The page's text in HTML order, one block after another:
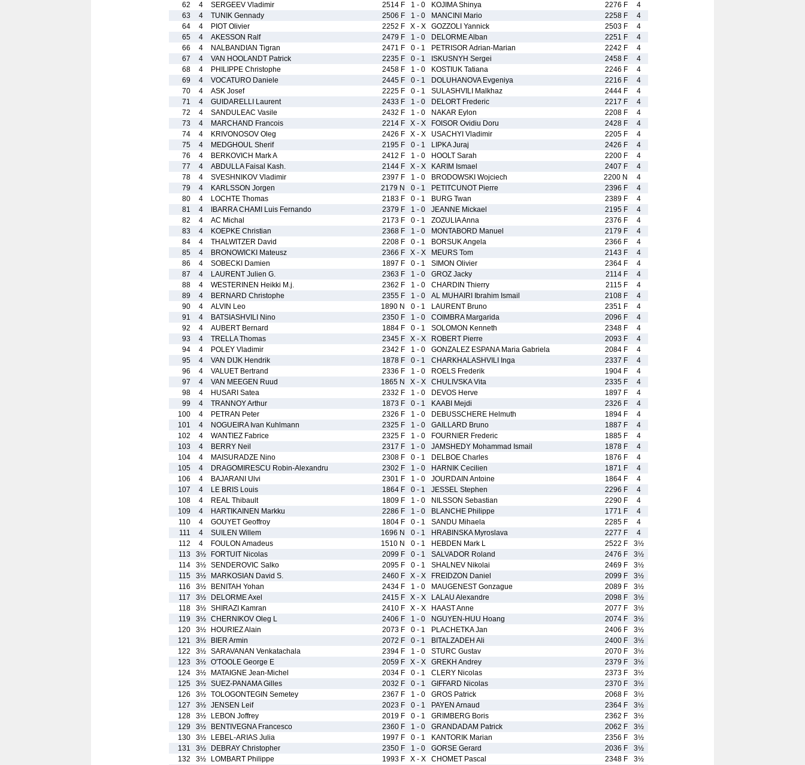
62
4 SERGEEV Vladimir 2514 F 1 - 0 KOJIMA Shinya 2276 F
4
63
4 TUNIK Gennady 2506 F 1 - 0 MANCINI Mario 2258 F
4
64
4 PIOT Olivier 2252 F X - X GOZZOLI Yannick 2503 F
4
65
4 AKESSON Ralf 2479 F 1 - 0 DELORME Alban 2251 F
4
66
4 NALBANDIAN Tigran 2471 F 0 - 1 PETRISOR Adrian-Marian 2242 F
4
67
4 VAN HOOLANDT Patrick 2235 F 0 - 1 ISKUSNYH Sergei 2458 F
4
68
4 PHILIPPE Christophe 2458 F 1 - 0 KOSTIUK Tatiana 2246 F
4
69
4 VOCATURO Daniele 2445 F 0 - 1 DOLUHANOVA Evgeniya 2216 F
4
70
4 ASK Josef 2225 F 0 - 1 SULASHVILI Malkhaz 2444 F
4
71
4 GUIDARELLI Laurent 2433 F 1 - 0 DELORT Frederic 2217 F
4
72
4 SANDULEAC Vasile 2432 F 1 - 0 NAKAR Eylon 2208 F
4
73
4 MARCHAND Francois 2214 F X - X FOISOR Ovidiu Doru 2428 F
4
74
4 KRIVONOSOV Oleg 2426 F X - X USACHYI Vladimir 2205 F
4
75
4 MEDGHOUL Sherif 2195 F 0 - 1 LIPKA Juraj 2426 F
4
76
4 BERKOVICH Mark A 2412 F 1 - 0 HOOLT Sarah 2200 F
4
77
4 ABDULLA Faisal Kash. 2144 F X - X KARIM Ismael 2407 F
4
78
4 SVESHNIKOV Vladimir 2397 F 1 - 0 BRODOWSKI Wojciech 2200 N
4
79
4 KARLSSON Jorgen 2179 N 0 - 1 PETITCUNOT Pierre 2396 F
4
80
4 LOCHTE Thomas 2183 F 0 - 1 BURG Twan 2389 F
4
81
4 IBARRA CHAMI Luis Fernando 2379 F 1 - 0 JEANNE Mickael 2195 F
4
82
4 AC Michal 2173 F 0 - 1 ZOZULIA Anna 2376 F
4
83
4 KOEPKE Christian 2368 F 1 - 0 MONTABORD Manuel 2179 F
4
84
4 THALWITZER David 2208 F 0 - 1 BORSUK Angela 2366 F
4
85
4 BRONOWICKI Mateusz 2366 F X - X MEURS Tom 2143 F
4
86
4 SOBECKI Damien 1897 F 0 - 1 SIMON Olivier 2364 F
4
87
4 LAURENT Julien G. 2363 F 1 - 0 GROZ Jacky 2114 F
4
88
4 WESTERINEN Heikki M.j. 2362 F 1 - 0 CHARDIN Thierry 2115 F
4
89
4 BERNARD Christophe 2355 F 1 - 0 AL MUHAIRI Ibrahim Ismail 2108 F
4
90
4 ALVIN Leo 1890 N 0 - 1 LAURENT Bruno 2351 F
4
91
4 BATSIASHVILI Nino 2350 F 1 - 0 COIMBRA Margarida 2096 F
4
92
4 AUBERT Bernard 1884 F 0 - 1 SOLOMON Kenneth 2348 F
4
93
4 TRELLA Thomas 2345 F X - X ROBERT Pierre 2093 F
4
94
4 POLEY Vladimir 2342 F 1 - 0 GONZALEZ ESPANA Maria Gabriela 2084 F
4
95
4 VAN DIJK Hendrik 1878 F 0 - 1 CHARKHALASHVILI Inga 2337 F
4
96
4 VALUET Bertrand 2336 F 1 - 0 ROELS Frederik 1904 F
4
97
4 VAN MEEGEN Ruud 1865 N X - X CHULIVSKA Vita 2335 F
4
98
4 HUSARI Satea 2332 F 1 - 0 DEVOS Herve 1897 F
4
99
4 TRANNOY Arthur 1873 F 0 - 1 KAABI Mejdi 2326 F
4
100
4 PETRAN Peter 2326 F 1 - 0 DEBUSSCHERE Helmuth 1894 F
4
101
4 NOGUEIRA Ivan Kuhlmann 2325 F 1 - 0 GAILLARD Bruno 1887 F
4
102
4 WANTIEZ Fabrice 2325 F 1 - 0 FOURNIER Frederic 1885 F
4
103
4 BERRY Neil 2317 F 1 - 0 JAMSHEDY Mohammad Ismail 1878 F
4
104
4 MAISURADZE Nino 2308 F 0 - 1 DELBOE Charles 1876 F
4
105
4 DRAGOMIRESCU Robin-Alexandru 2302 F 1 - 0 HARNIK Cecilien 1871 F
4
106
4 BAJARANI Ulvi 2301 F 1 - 0 JOURDAIN Antoine 1864 F
4
107
4 LE BRIS Louis 1864 F 0 - 1 JESSEL Stephen 2296 F
4
108
4 REAL Thibault 1809 F 1 - 0 NILSSON Sebastian 2290 F
4
109
4 HARTIKAINEN Markku 2286 F 1 - 0 BLANCHE Philippe 1771 F
4
110
4 GOUYET Geoffroy 1804 F 0 - 1 SANDU Mihaela 2285 F
4
111
4 SUILEN Willem 1696 N 0 - 1 HRABINSKA Myroslava 2277 F
4
112
4 FOULON Amadeus 1510 N 0 - 1 HEBDEN Mark L 2522 F
3½
113
3½ FORTUIT Nicolas 2099 F 0 - 1 SALVADOR Roland 2476 F
3½
114
3½ SENDEROVIC Salko 2095 F 0 - 1 SHALNEV Nikolai 2469 F
3½
115
3½ MARKOSIAN David S. 2460 F X - X FREIDZON Daniel 2099 F
3½
116
3½ BENITAH Yohan 2434 F 1 - 0 MAUGENEST Gonzague 2089 F
3½
117
3½ DELORME Axel 2415 F X - X LALAU Alexandre 2098 F
3½
118
3½ SHIRAZI Kamran 2410 F X - X HAAST Anne 2077 F
3½
119
3½ CHERNIKOV Oleg L 2406 F 1 - 0 NGUYEN-HUU Hoang 2074 F
3½
120
3½ HOURIEZ Alain 2073 F 0 - 1 PLACHETKA Jan 2406 F
3½
121
3½ BIER Armin 2072 F 0 - 1 BITALZADEH Ali 2400 F
3½
122
3½ SARAVANAN Venkatachala 2394 F 1 - 0 STURC Gustav 2070 F
3½
123
3½ O'TOOLE George E 2059 F X - X GREKH Andrey 2379 F
3½
124
3½ MATAIGNE Jean-Michel 2034 F 0 - 1 CLERY Nicolas 2373 F
3½
125
3½ SUEZ-PANAMA Gilles 2032 F 0 - 1 GIFFARD Nicolas 2370 F
3½
126
3½ TOLOGONTEGIN Semetey 2367 F 1 - 0 GROS Patrick 2068 F
3½
127
3½ JENSEN Leif 2023 F 0 - 1 PAYEN Arnaud 2364 F
3½
128
3½ LEBON Joffrey 2019 F 0 - 1 GRIMBERG Boris 2362 F
3½
129
3½ BENTIVEGNA Francesco 2360 F 1 - 0 GRANDADAM Patrick 2062 F
3½
130
3½ LEBEL-ARIAS Julia 1997 F 0 - 1 KANTORIK Marian 2356 F
3½
131
3½ DEBRAY Christopher 2350 F 1 - 0 GORSE Gerard 2036 F
3½
132
3½ LOMBART Philippe 1993 F X - X CHOMET Pascal 2348 F
3½